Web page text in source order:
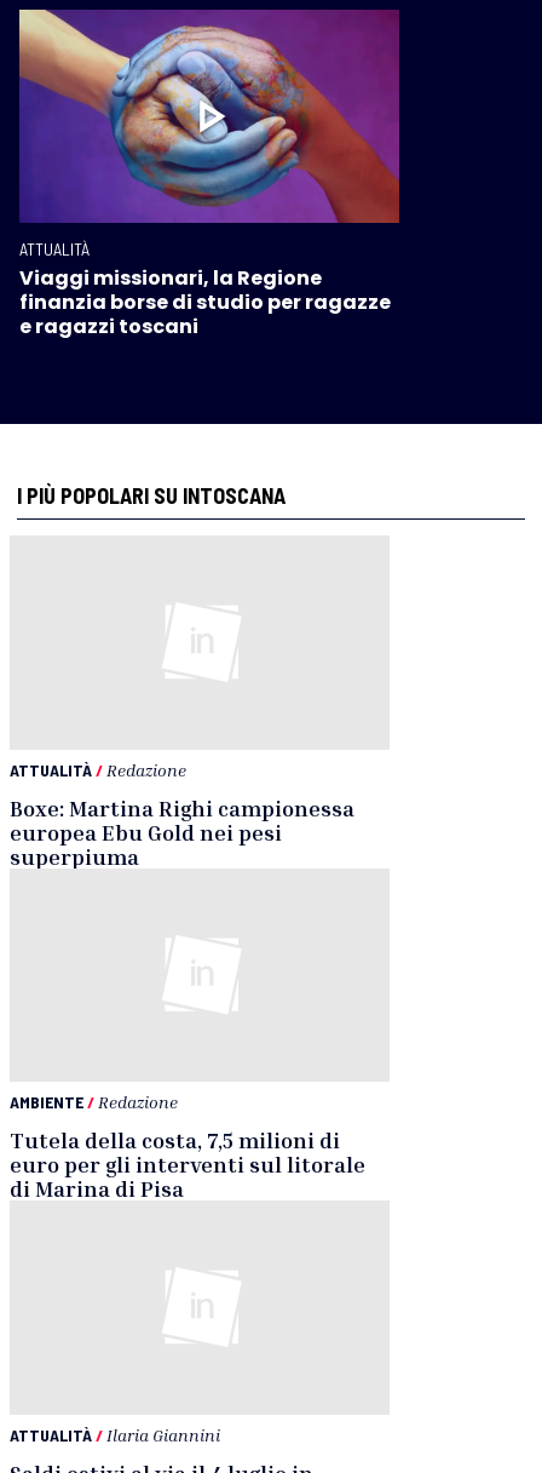
ATTUALITÀ
Viaggi missionari, la Regione
finanzia borse di studio per ragazze
e ragazzi toscani
I PIÙ POPOLARI SU INTOSCANA
ATTUALITÀ/ Redazione
Boxe: Martina Righi campionessa
europea Ebu Gold nei pesi
superpiuma
AMBIENTE/ Redazione
Tutela della costa, 7,5 milioni di
euro per gli interventi sul litorale
di Marina di Pisa
ATTUALITÀ/ Ilaria Giannini